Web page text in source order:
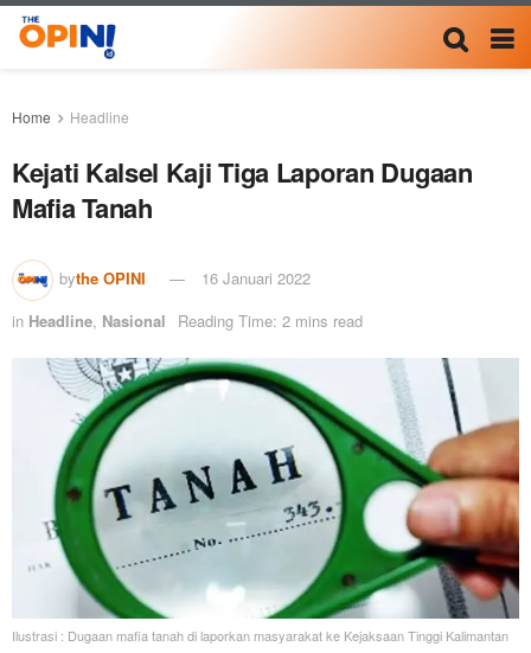
Home Headline
Kejati Kalsel Kaji Tiga Laporan Dugaan
Mafia Tanah
bythe OPINI
16 Januari 2022
in Headline, Nasional Reading Time: 2 mins read
Ilustrasi : Dugaan mafia tanah di laporkan masyarakat ke Kejaksaan Tinggi Kalimantan